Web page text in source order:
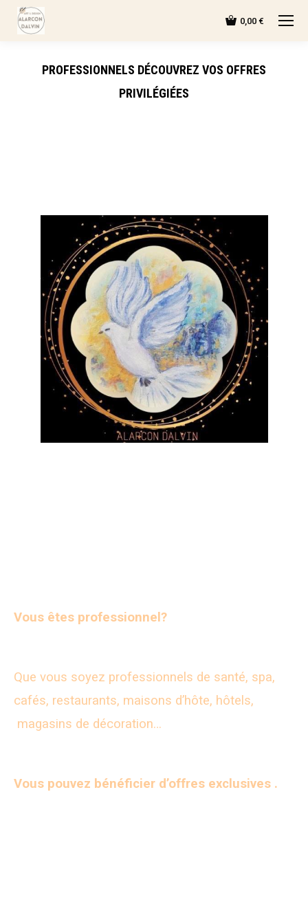
0,00 €
PROFESSIONNELS DÉCOUVREZ VOS OFFRES
PRIVILÉGIÉES
Vous êtes professionnel?
Que vous soyez professionnels de santé, spa,
cafés, restaurants, maisons d’hôte, hôtels,
magasins de décoration…
Vous pouvez bénéficier d’offres exclusives .